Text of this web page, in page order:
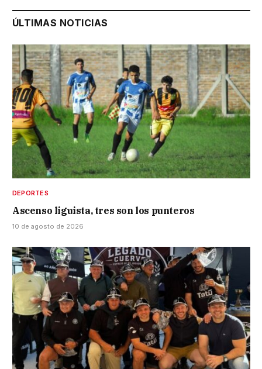
ÚLTIMAS NOTICIAS
DEPORTES
Ascenso liguista, tres son los punteros
10 de agosto de 2026